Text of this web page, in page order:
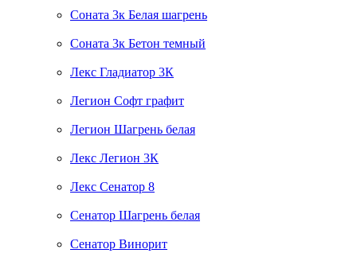
Соната 3к Белая шагрень
Соната 3к Бетон темный
Лекс Гладиатор 3К
Легион Софт графит
Легион Шагрень белая
Лекс Легион 3К
Лекс Сенатор 8
Сенатор Шагрень белая
Сенатор Винорит